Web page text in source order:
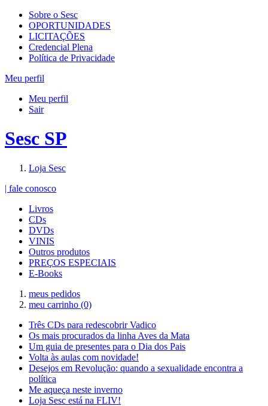
Sobre o Sesc
OPORTUNIDADES
LICITAÇÕES
Credencial Plena
Política de Privacidade
Meu perfil
Meu perfil
Sair
Sesc SP
Loja Sesc
| fale conosco
Livros
CDs
DVDs
VINIS
Outros produtos
PREÇOS ESPECIAIS
E-Books
meus pedidos
meu carrinho (0)
Três CDs para redescobrir Vadico
Os mais procurados da linha Aves da Mata
Um guia de presentes para o Dia dos Pais
Volta às aulas com novidade!
Desejos em Revolução: quando a sexualidade encontra a
política
Me aqueça neste inverno
Loja Sesc está na FLIV!